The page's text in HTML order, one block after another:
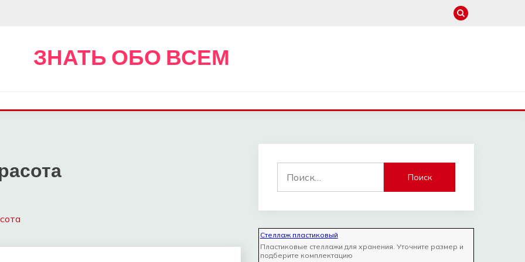
ЗНАТЬ ОБО ВСЕМ
Стеллаж пластиковый
Пластиковые стеллажи для хранения. Уточните размер и
подберите комплектацию